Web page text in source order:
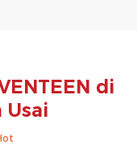
di
Usai